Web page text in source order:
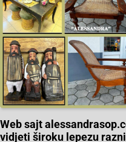
Web sajt
vidjeti široku lepezu